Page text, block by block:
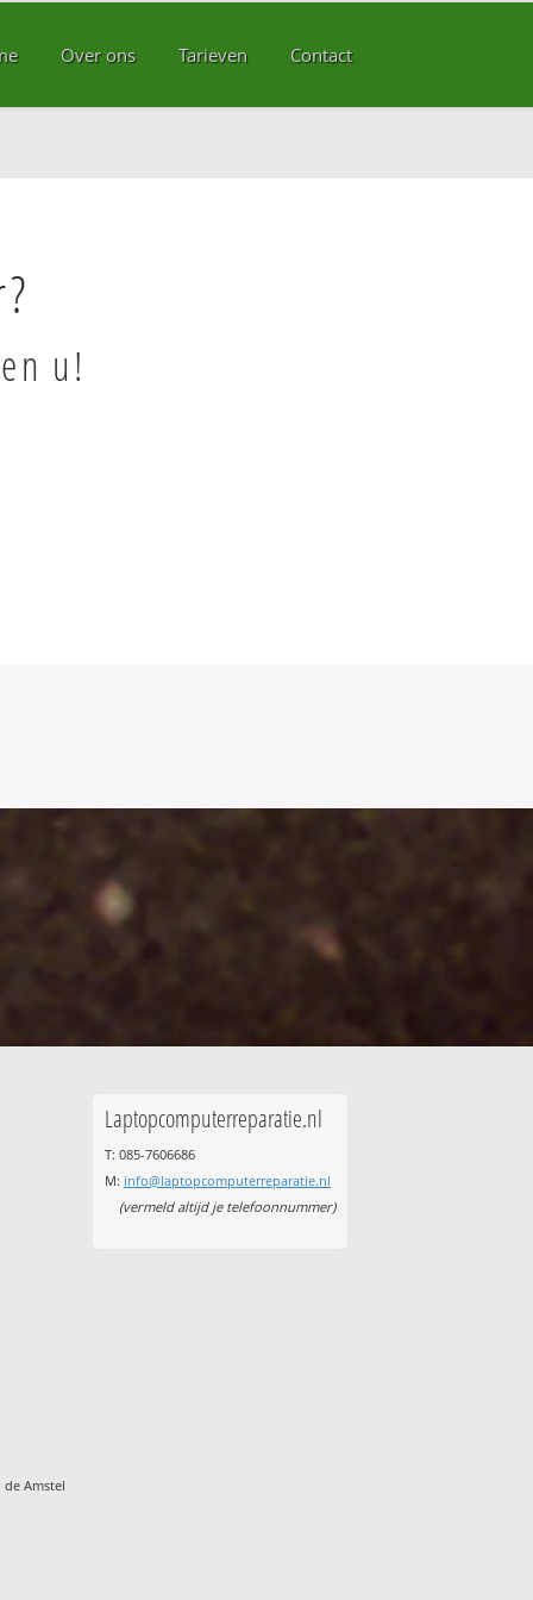
Over ons Tarieven Contact
u!
Amstel
Laptopcomputerreparatie.nl
T: 085-7606686
M: info@laptopcomputerreparatie.nl
(vermeld altijd je telefoonnummer)